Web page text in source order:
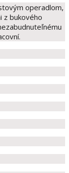
operadlom,
z bukového